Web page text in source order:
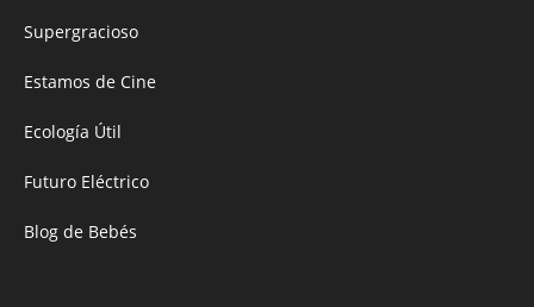
Supergracioso
Estamos de Cine
Ecología Útil
Futuro Eléctrico
Blog de Bebés